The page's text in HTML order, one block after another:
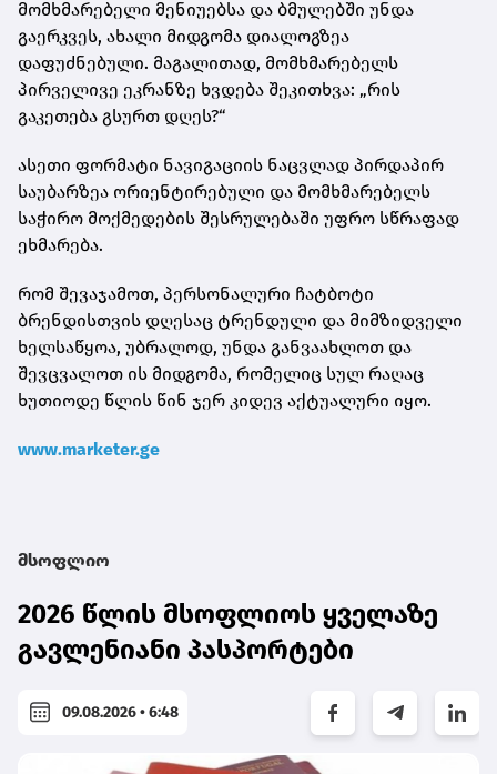
მომხმარებელი მენიუებსა და ბმულებში უნდა
გაერკვეს, ახალი მიდგომა დიალოგზეა
დაფუძნებული. მაგალითად, მომხმარებელს
პირველივე ეკრანზე ხვდება შეკითხვა: „რის
გაკეთება გსურთ დღეს?“
ასეთი ფორმატი ნავიგაციის ნაცვლად პირდაპირ
საუბარზეა ორიენტირებული და მომხმარებელს
საჭირო მოქმედების შესრულებაში უფრო სწრაფად
ეხმარება.
რომ შევაჯამოთ, პერსონალური ჩატბოტი
ბრენდისთვის დღესაც ტრენდული და მიმზიდველი
ხელსაწყოა, უბრალოდ, უნდა განვაახლოთ და
შევცვალოთ ის მიდგომა, რომელიც სულ რაღაც
ხუთიოდე წლის წინ ჯერ კიდევ აქტუალური იყო.
www.marketer.ge
მსოფლიო
2026 წლის მსოფლიოს ყველაზე
გავლენიანი პასპორტები
09.08.2026 • 6:48